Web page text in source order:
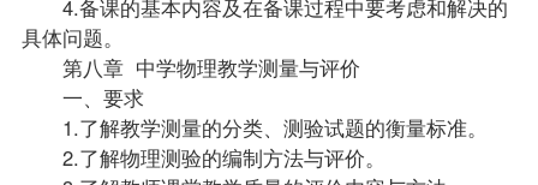
4.备课的基本内容及在备课过程中要考虑和解决的
具体问题。
第八章 中学物理教学测量与评价
一、要求
1.了解教学测量的分类、测验试题的衡量标准。
2.了解物理测验的编制方法与评价。